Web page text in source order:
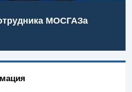
МОСГАЗа